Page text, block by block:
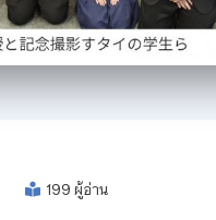
199 ผู้อ่าน